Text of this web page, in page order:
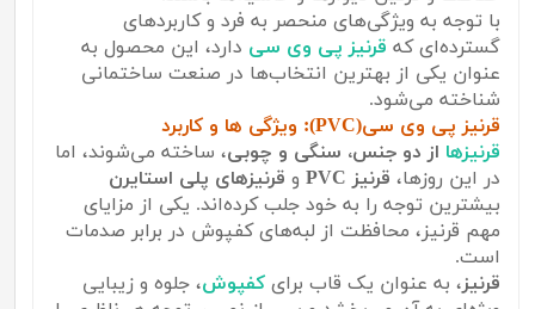
با توجه به ویژگی‌های منحصر به فرد و کاربردهای
گسترده‌ای که قرنیز پی وی سی دارد، این محصول به
عنوان یکی از بهترین انتخاب‌ها در صنعت ساختمانی
شناخته می‌شود.
قرنیز پی وی سی(PVC): ویژگی ها و کاربرد
قرنیزها از دو جنس، سنگی و چوبی، ساخته می‌شوند، اما
در این روزها، قرنیز PVC و قرنیزهای پلی استایرن
بیشترین توجه را به خود جلب کرده‌اند. یکی از مزایای
مهم قرنیز، محافظت از لبه‌های کفپوش در برابر صدمات
است.
قرنیز، به عنوان یک قاب برای کفپوش، جلوه و زیبایی